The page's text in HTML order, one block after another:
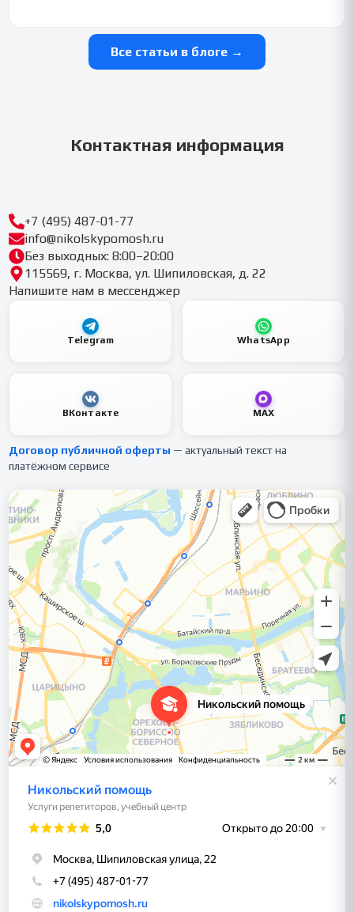
Все статьи в блоге →
Контактная информация
+7 (495) 487-01-77
info@nikolskypomosh.ru
Без выходных: 8:00–20:00
115569, г. Москва, ул. Шипиловская, д. 22
Напишите нам в мессенджер
Telegram WhatsApp
ВКонтакте MAX
Договор публичной оферты — актуальный текст на
платёжном сервисе